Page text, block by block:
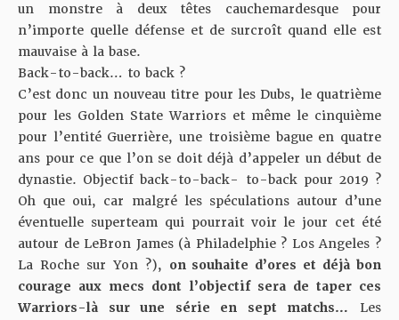
un monstre à deux têtes cauchemardesque pour
n’importe quelle défense et de surcroît quand elle est
mauvaise à la base.
Back-to-back… to back ?
C’est donc un nouveau titre pour les Dubs, le quatrième
pour les Golden State Warriors et même le cinquième
pour l’entité Guerrière, une troisième bague en quatre
ans pour ce que l’on se doit déjà d’appeler un début de
dynastie. Objectif back-to-back- to-back pour 2019 ?
Oh que oui, car malgré les spéculations autour d’une
éventuelle superteam qui pourrait voir le jour cet été
autour de LeBron James (à Philadelphie ? Los Angeles ?
La Roche sur Yon ?), on souhaite d’ores et déjà bon
courage aux mecs dont l’objectif sera de taper ces
Warriors-là sur une série en sept matchs… Les